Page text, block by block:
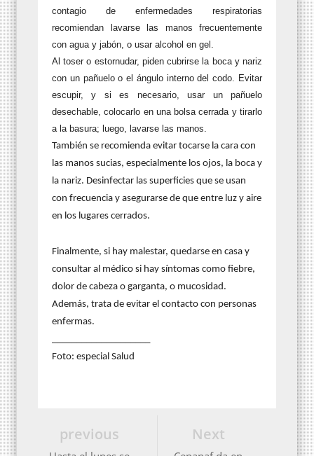
contagio de enfermedades respiratorias
recomiendan lavarse las manos frecuentemente
con agua y jabón, o usar alcohol en gel.
Al toser o estornudar, piden cubrirse la boca y nariz
con un pañuelo o el ángulo interno del codo. Evitar
escupir, y si es necesario, usar un pañuelo
desechable, colocarlo en una bolsa cerrada y tirarlo
a la basura; luego, lavarse las manos.
También se recomienda evitar tocarse la cara con
las manos sucias, especialmente los ojos, la boca y
la nariz. Desinfectar las superficies que se usan
con frecuencia y asegurarse de que entre luz y aire
en los lugares cerrados.
Finalmente, si hay malestar, quedarse en casa y
consultar al médico si hay síntomas como fiebre,
dolor de cabeza o garganta, o mucosidad.
Además, trata de evitar el contacto con personas
enfermas.
Foto: especial Salud
Next
previous